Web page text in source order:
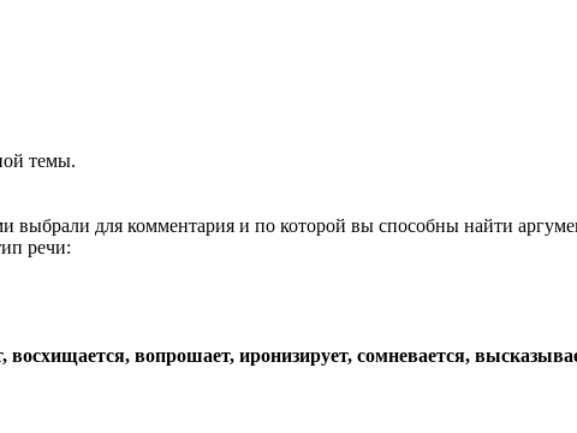
темы.
выбрали для комментария и по которой вы способны найти
речи:
восхищается, вопрошает, иронизирует, сомневается,